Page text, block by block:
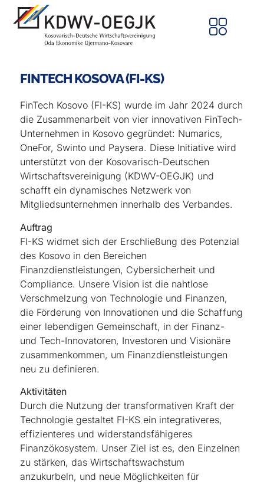
FINTECH KOSOVA (FI-KS)
FinTech Kosovo (FI-KS) wurde im Jahr 2024 durch
die Zusammenarbeit von vier innovativen FinTech-
Unternehmen in Kosovo gegründet: Numarics,
OneFor, Swinto und Paysera. Diese Initiative wird
unterstützt von der Kosovarisch-Deutschen
Wirtschaftsvereinigung (KDWV-OEGJK) und
schafft ein dynamisches Netzwerk von
Mitgliedsunternehmen innerhalb des Verbandes.
Auftrag
FI-KS widmet sich der Erschließung des Potenzial
des Kosovo in den Bereichen
Finanzdienstleistungen, Cybersicherheit und
Compliance. Unsere Vision ist die nahtlose
Verschmelzung von Technologie und Finanzen,
die Förderung von Innovationen und die Schaffung
einer lebendigen Gemeinschaft, in der Finanz-
und Tech-Innovatoren, Investoren und Visionäre
zusammenkommen, um Finanzdienstleistungen
neu zu definieren.
Aktivitäten
Durch die Nutzung der transformativen Kraft der
Technologie gestaltet FI-KS ein integrativeres,
effizienteres und widerstandsfähigeres
Finanzökosystem. Unser Ziel ist es, den Einzelnen
zu stärken, das Wirtschaftswachstum
anzukurbeln, und neue Möglichkeiten für